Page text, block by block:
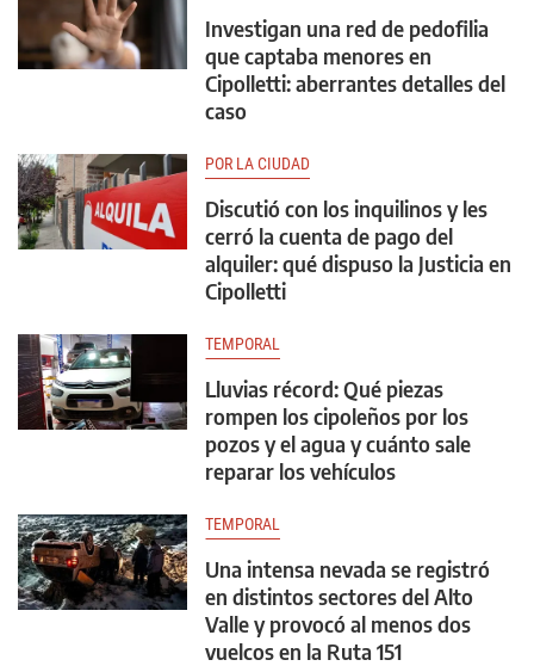
Investigan una red de pedofilia
que captaba menores en
Cipolletti: aberrantes detalles del
caso
POR LA CIUDAD
Discutió con los inquilinos y les
cerró la cuenta de pago del
alquiler: qué dispuso la Justicia en
Cipolletti
TEMPORAL
Lluvias récord: Qué piezas
rompen los cipoleños por los
pozos y el agua y cuánto sale
reparar los vehículos
TEMPORAL
Una intensa nevada se registró
en distintos sectores del Alto
Valle y provocó al menos dos
vuelcos en la Ruta 151